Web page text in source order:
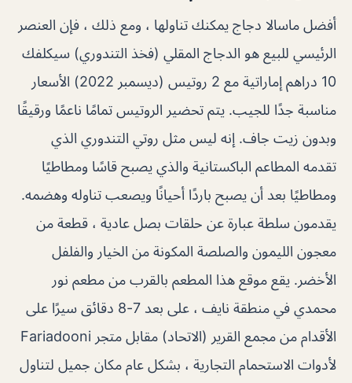
أفضل ماسالا دجاج يمكنك تناولها ، ومع ذلك ، فإن العنصر
الرئيسي للبيع هو الدجاج المقلي (فخذ التندوري) سيكلفك
10 دراهم إماراتية مع 2 روتيس (ديسمبر 2022) الأسعار
مناسبة جدًا للجيب. يتم تحضير الروتيس تمامًا ناعمًا ورقيقًا
وبدون زيت جاف. إنه ليس مثل روتي التندوري الذي
تقدمه المطاعم الباكستانية والذي يصبح قاسًا ومطاطيًا
ومطاطيًا بعد أن يصبح باردًا أحيانًا ويصعب تناوله وهضمه.
يقدمون سلطة عبارة عن حلقات بصل عادية ، قطعة من
معجون الليمون والصلصة المكونة من الخيار والفلفل
الأخضر. يقع موقع هذا المطعم بالقرب من مطعم نور
محمدي في منطقة نايف ، على بعد 7-8 دقائق سيرًا على
الأقدام من مجمع القرير (الاتحاد) مقابل متجر Fariadooni
لأدوات الاستحمام التجارية ، بشكل عام مكان جميل لتناول